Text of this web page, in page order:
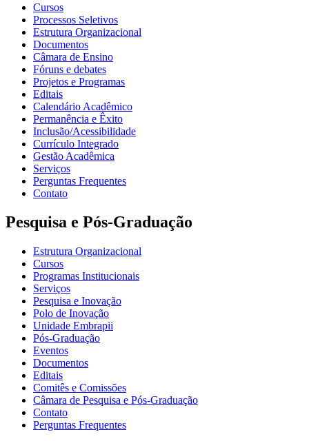
Cursos
Processos Seletivos
Estrutura Organizacional
Documentos
Câmara de Ensino
Fóruns e debates
Projetos e Programas
Editais
Calendário Acadêmico
Permanência e Êxito
Inclusão/Acessibilidade
Currículo Integrado
Gestão Acadêmica
Serviços
Perguntas Frequentes
Contato
Pesquisa e Pós-Graduação
Estrutura Organizacional
Cursos
Programas Institucionais
Serviços
Pesquisa e Inovação
Polo de Inovação
Unidade Embrapii
Pós-Graduação
Eventos
Documentos
Editais
Comitês e Comissões
Câmara de Pesquisa e Pós-Graduação
Contato
Perguntas Frequentes